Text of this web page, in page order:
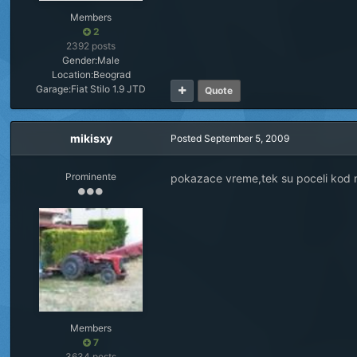
Members
2
2392 posts
Gender:Male
Location:Beograd
Garage:Fiat Stilo 1.9 JTD Quote
mikisxy
Prominente
Members
7
PostedSeptember 5, 2009
pokazace vreme,tek su poceli kod